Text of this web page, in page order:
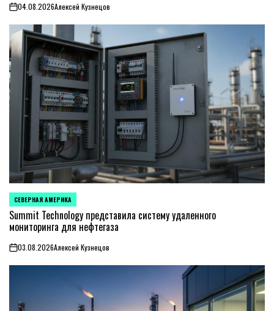
on04.08.2026Алексей Кузнецов
ОПУБЛИКОВАНО
В
СЕВЕРНАЯ АМЕРИКА
Summit Technology представила систему удаленного
мониторинга для нефтегаза
on03.08.2026Алексей Кузнецов